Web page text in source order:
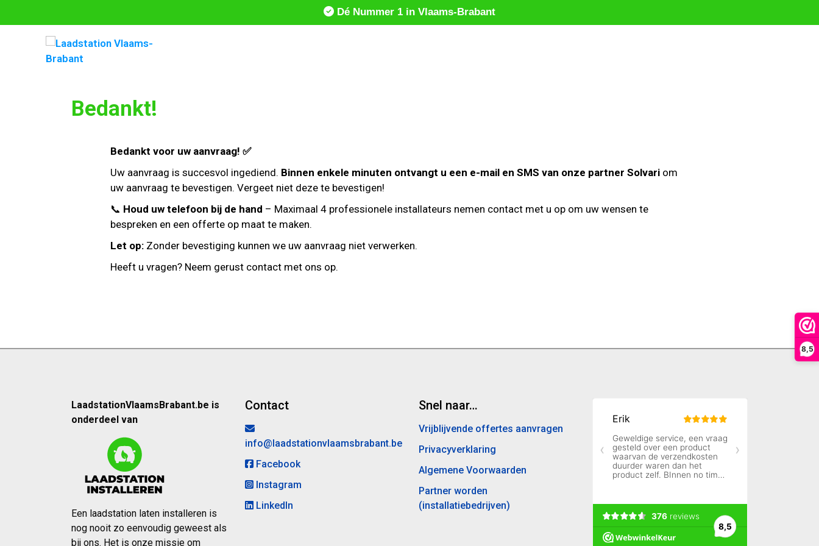
Dé Nummer 1 in Vlaams-Brabant
8,5
Bedankt!
Bedankt voor uw aanvraag! ✅
Uw aanvraag is succesvol ingediend. Binnen enkele minuten ontvangt u een e-mail en SMS van onze partner Solvari om
uw aanvraag te bevestigen. Vergeet niet deze te bevestigen!
📞 Houd uw telefoon bij de hand – Maximaal 4 professionele installateurs nemen contact met u op om uw wensen te
bespreken en een offerte op maat te maken.
Let op: Zonder bevestiging kunnen we uw aanvraag niet verwerken.
Heeft u vragen? Neem gerust contact met ons op.
LaadstationVlaamsBrabant.be is
onderdeel van
Een laadstation laten installeren is
nog nooit zo eenvoudig geweest als
bij ons. Het is onze missie om
Contact
info@laadstationvlaamsbrabant.be
Facebook
Instagram
LinkedIn
Snel naar…
Vrijblijvende offertes aanvragen
Privacyverklaring
Algemene Voorwaarden
Partner worden
(installatiebedrijven)